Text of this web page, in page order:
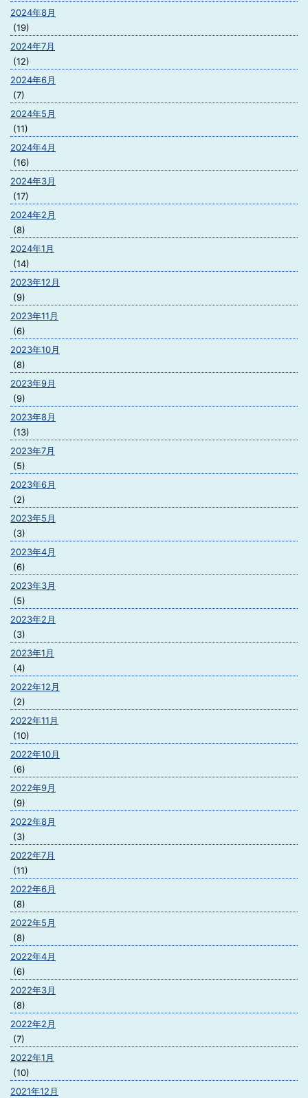
2024年8月
(19)
2024年7月
(12)
2024年6月
(7)
2024年5月
(11)
2024年4月
(16)
2024年3月
(17)
2024年2月
(8)
2024年1月
(14)
2023年12月
(9)
2023年11月
(6)
2023年10月
(8)
2023年9月
(9)
2023年8月
(13)
2023年7月
(5)
2023年6月
(2)
2023年5月
(3)
2023年4月
(6)
2023年3月
(5)
2023年2月
(3)
2023年1月
(4)
2022年12月
(2)
2022年11月
(10)
2022年10月
(6)
2022年9月
(9)
2022年8月
(3)
2022年7月
(11)
2022年6月
(8)
2022年5月
(8)
2022年4月
(6)
2022年3月
(8)
2022年2月
(7)
2022年1月
(10)
2021年12月